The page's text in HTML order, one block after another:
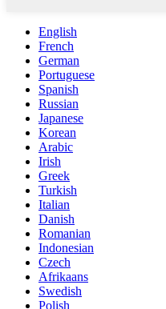
English
French
German
Portuguese
Spanish
Russian
Japanese
Korean
Arabic
Irish
Greek
Turkish
Italian
Danish
Romanian
Indonesian
Czech
Afrikaans
Swedish
Polish